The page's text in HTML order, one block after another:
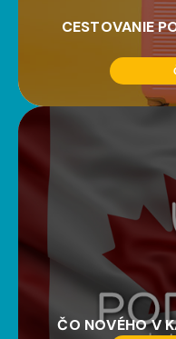
CESTOVANIE
ČO NOVÉHO V